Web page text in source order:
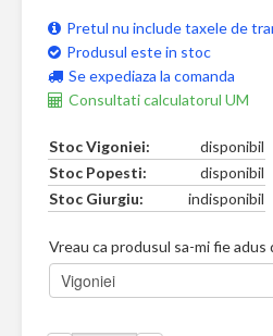
Pretul nu include taxele de
Produsul este in stoc
Se expediaza la comanda
Consultati calculatorul UM
Stoc Vigoniei:
disponibil
Stoc Popesti:
disponibil
Stoc Giurgiu:
indisponibil
Vreau ca produsul sa-mi fie adus